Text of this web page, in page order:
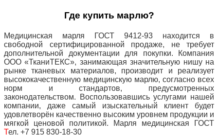
Где купить марлю?
Медицинская марля ГОСТ 9412-93 находится в
свободной сертифицированной продаже, не требует
дополнительной документации для покупки. Компания
ООО «ТканиТЕКС», занимающая значительную нишу на
рынке тканевых материалов, производит и реализует
высококачественную медицинскую марлю, согласно всех
норм и стандартов, предусмотренных
законодательством. Воспользовавшись услугами нашей
компании, даже самый изыскательный клиент будет
удовлетворён качественно высоким уровнем продукции и
мягкой ценовой политикой.
Марля медицинская ГОСТ
Тел. +7 915 830-18-30